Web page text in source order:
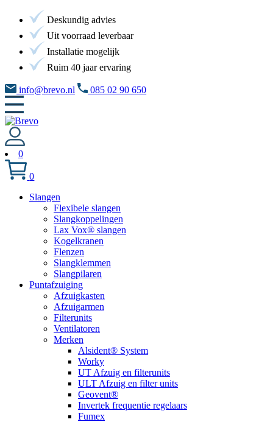
Deskundig advies
Uit voorraad leverbaar
Installatie mogelijk
Ruim 40 jaar ervaring
info@brevo.nl 085 02 90 650
0
0
Slangen
Flexibele slangen
Slangkoppelingen
Lax Vox® slangen
Kogelkranen
Flenzen
Slangklemmen
Slangpilaren
Puntafzuiging
Afzuigkasten
Afzuigarmen
Filterunits
Ventilatoren
Merken
Alsident® System
Worky
UT Afzuig en filterunits
ULT Afzuig en filter units
Geovent®
Invertek frequentie regelaars
Fumex